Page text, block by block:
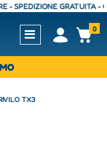
GRATUITA -
Open0
TX3